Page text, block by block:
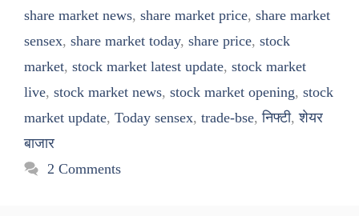
share market news, share market price, share market
sensex, share market today, share price, stock
market, stock market latest update, stock market
live, stock market news, stock market opening, stock
market update, Today sensex, trade-bse,निफ्टी,शेयर
बाजार
2 Comments